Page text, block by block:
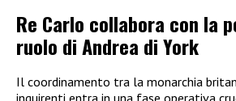
Re Carlo collabora con la
ruolo di Andrea di York
Il coordinamento tra la monarchia
inquirenti entra in una fase operativa